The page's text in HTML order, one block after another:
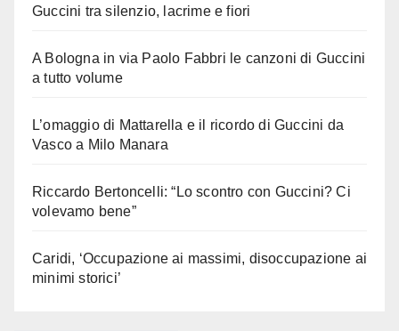
Guccini tra silenzio, lacrime e fiori
A Bologna in via Paolo Fabbri le canzoni di Guccini
a tutto volume
L’omaggio di Mattarella e il ricordo di Guccini da
Vasco a Milo Manara
Riccardo Bertoncelli: “Lo scontro con Guccini? Ci
volevamo bene”
Caridi, ‘Occupazione ai massimi, disoccupazione ai
minimi storici’